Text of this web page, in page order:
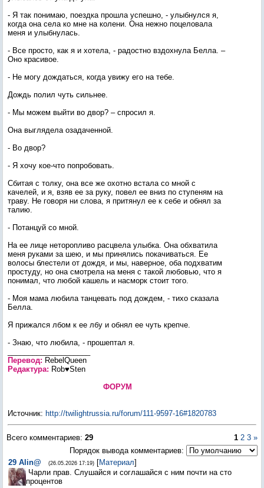
- Я так понимаю, поездка прошла успешно, - улыбнулся я,
когда она села ко мне на колени. Она нежно поцеловала
меня и улыбнулась.
- Все просто, как я и хотела, - радостно вздохнула Белла. –
Оно красивое.
- Не могу дождаться, когда увижу его на тебе.
Дождь полил чуть сильнее.
- Мы можем выйти во двор? – спросил я.
Она выглядела озадаченной.
- Во двор?
- Я хочу кое-что попробовать.
Сбитая с толку, она все же охотно встала со мной с
качелей, и я, взяв ее за руку, повел ее вниз по ступеням на
траву. Не говоря ни слова, я притянул ее к себе и обнял за
талию.
- Потанцуй со мной.
На ее лице неторопливо расцвела улыбка. Она обхватила
меня руками за шею, и мы принялись покачиваться. Ее
волосы блестели от дождя, и мы, наверное, оба подхватим
простуду, но она смотрела на меня с такой любовью, что я
понимал, что любой кашель и насморк стоит того.
- Моя мама любила танцевать под дождем, - тихо сказала
Белла.
Я прижался лбом к ее лбу и обнял ее чуть крепче.
- Знаю, что любила, - прошептал я.
Перевод: RebelQueen
Редактура: Rob♥Sten
ФОРУМ
Источник: http://twilightrussia.ru/forum/111-9597-16#1820783
Всего комментариев: 29 1 2 3 »
Порядок вывода комментариев:
29 Alin@ (26.05.2026 17:19) [Материал]
Чарли прав. Слушайся и соглашайся с ним почти на сто
процентов